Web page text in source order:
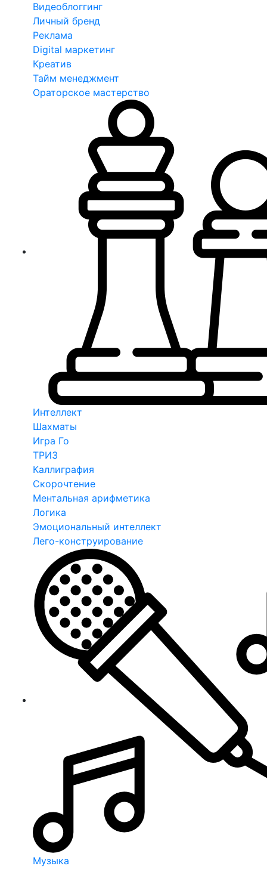
Видеоблоггинг
Личный бренд
Реклама
Digital маркетинг
Креатив
Тайм менеджмент
Ораторское мастерство
Интеллект
Шахматы
Игра Го
ТРИЗ
Каллиграфия
Скорочтение
Ментальная арифметика
Логика
Эмоциональный интеллект
Лего-конструирование
Музыка